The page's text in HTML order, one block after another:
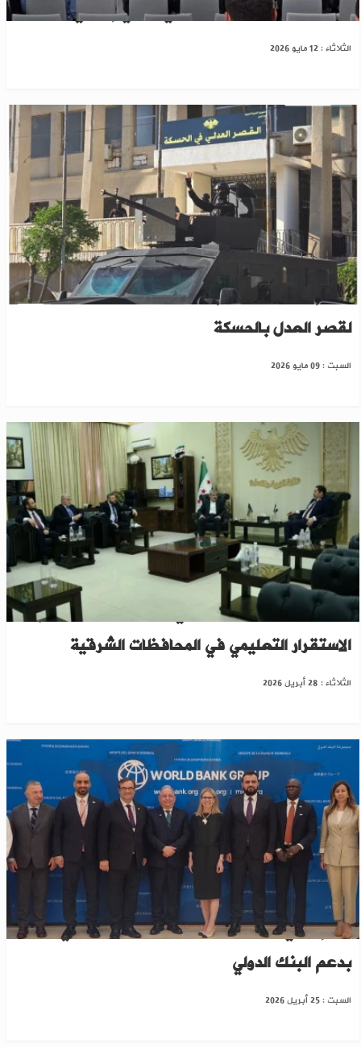
دمشق.. أول منتدى استثماري سوري إماراتي
الثلاثاء : 12 مايو 2026
بعد إنزالها مرتين.. إعادة تركيب اللوحة التعريفية
لقصر العدل بالحسكة
السبت : 09 مايو 2026
وزير التربية والوفد الرئاسي يبحثان خطوات دعم
الاستقرار التعليمي في المحافظات الشرقية
الثلاثاء : 28 أبريل 2026
من إجمالي 11 مشروعاً.. اعتماد مشروعين في سوريا
بدعم البنك الدولي
السبت : 25 أبريل 2026